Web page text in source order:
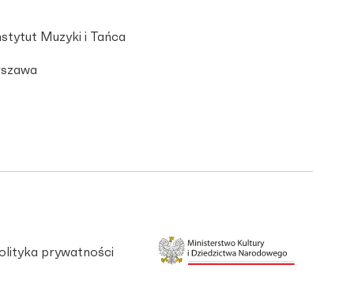
Muzyki i Tańca
prywatności